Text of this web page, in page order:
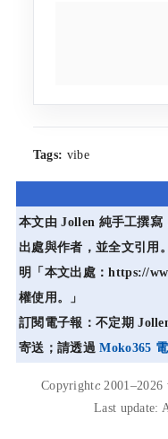
Tags: vibe
本文由 Jollen 純手工撰寫
出處與作者，並全文引用
明「本文出處：https://
權使用。」
訂閱電子報：不定期
寄送；請透過Moko365
Copyright
Last update: